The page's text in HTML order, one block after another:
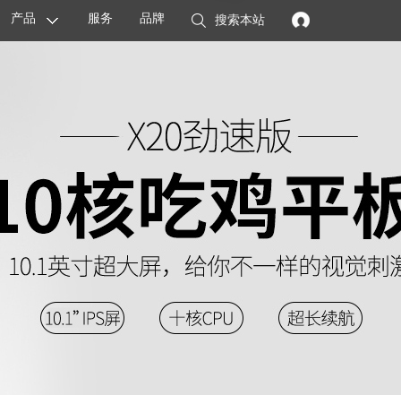
搜索本站
品牌
服务
产品
主板 智能设备 配件